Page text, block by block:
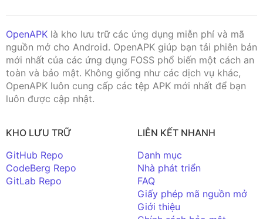
OpenAPK là kho lưu trữ các ứng dụng miễn phí và mã
nguồn mở cho Android. OpenAPK giúp bạn tải phiên bản
mới nhất của các ứng dụng FOSS phổ biến một cách an
toàn và bảo mật. Không giống như các dịch vụ khác,
OpenAPK luôn cung cấp các tệp APK mới nhất để bạn
luôn được cập nhật.
KHO LƯU TRỮ
GitHub Repo
CodeBerg Repo
GitLab Repo
LIÊN KẾT NHANH
Danh mục
Nhà phát triển
FAQ
Giấy phép mã nguồn mở
Giới thiệu